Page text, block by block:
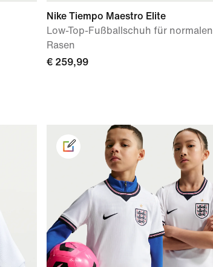
Nike Tiempo Maestro Elite
Low-Top-Fußballschuh für normalen
Rasen
€ 259,99